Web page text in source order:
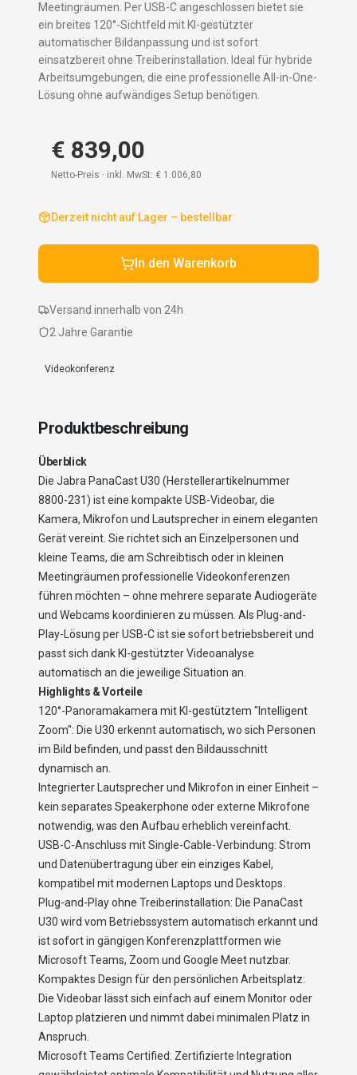
Meetingräumen. Per USB-C angeschlossen bietet sie
ein breites 120°-Sichtfeld mit KI-gestützter
automatischer Bildanpassung und ist sofort
einsatzbereit ohne Treiberinstallation. Ideal für hybride
Arbeitsumgebungen, die eine professionelle All-in-One-
Lösung ohne aufwändiges Setup benötigen.
€ 839,00
Netto-Preis · inkl. MwSt: € 1.006,80
Derzeit nicht auf Lager – bestellbar
In den Warenkorb
Versand innerhalb von 24h
2 Jahre Garantie
Videokonferenz
Produktbeschreibung
Überblick
Die Jabra PanaCast U30 (Herstellerartikelnummer
8800-231) ist eine kompakte USB-Videobar, die
Kamera, Mikrofon und Lautsprecher in einem eleganten
Gerät vereint. Sie richtet sich an Einzelpersonen und
kleine Teams, die am Schreibtisch oder in kleinen
Meetingräumen professionelle Videokonferenzen
führen möchten – ohne mehrere separate Audiogeräte
und Webcams koordinieren zu müssen. Als Plug-and-
Play-Lösung per USB-C ist sie sofort betriebsbereit und
passt sich dank KI-gestützter Videoanalyse
automatisch an die jeweilige Situation an.
Highlights & Vorteile
120°-Panoramakamera mit KI-gestütztem "Intelligent
Zoom": Die U30 erkennt automatisch, wo sich Personen
im Bild befinden, und passt den Bildausschnitt
dynamisch an.
Integrierter Lautsprecher und Mikrofon in einer Einheit –
kein separates Speakerphone oder externe Mikrofone
notwendig, was den Aufbau erheblich vereinfacht.
USB-C-Anschluss mit Single-Cable-Verbindung: Strom
und Datenübertragung über ein einziges Kabel,
kompatibel mit modernen Laptops und Desktops.
Plug-and-Play ohne Treiberinstallation: Die PanaCast
U30 wird vom Betriebssystem automatisch erkannt und
ist sofort in gängigen Konferenzplattformen wie
Microsoft Teams, Zoom und Google Meet nutzbar.
Kompaktes Design für den persönlichen Arbeitsplatz:
Die Videobar lässt sich einfach auf einem Monitor oder
Laptop platzieren und nimmt dabei minimalen Platz in
Anspruch.
Microsoft Teams Certified: Zertifizierte Integration